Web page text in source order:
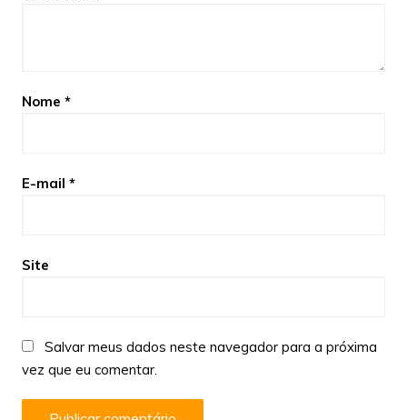
Nome *
E-mail *
Site
Salvar meus dados neste navegador para a próxima
vez que eu comentar.